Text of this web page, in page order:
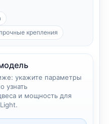
прочные крепления
укажите параметры
узнать
и мощность для